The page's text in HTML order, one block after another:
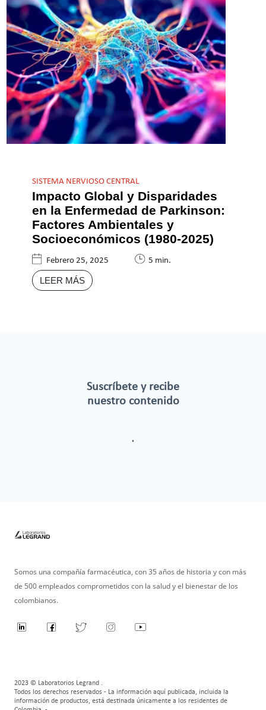
SISTEMA NERVIOSO CENTRAL
Impacto Global y Disparidades
en la Enfermedad de Parkinson:
Factores Ambientales y
Socioeconómicos (1980-2025)
Febrero 25, 2025 5 min.
LEER MÁS
Suscríbete y recibe
nuestro contenido
.
Somos una compañía farmacéutica, con 35 años de historia y con más
de 500 empleados comprometidos con la salud y el bienestar de los
colombianos.
2023 © Laboratorios Legrand .
Todos los derechos reservados - La información aquí publicada, incluida la
información de productos, está destinada únicamente a los residentes de